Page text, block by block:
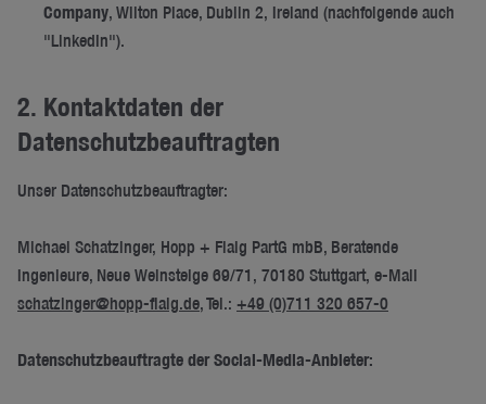
Company, Wilton Place, Dublin 2, Ireland (nachfolgende auch
"LinkedIn").
2. Kontaktdaten der
Datenschutzbeauftragten
Unser Datenschutzbeauftragter:
Michael Schatzinger, Hopp + Flaig PartG mbB, Beratende
Ingenieure, Neue Weinsteige 69/71, 70180 Stuttgart, e-Mail
schatzinger@hopp-flaig.de, Tel.: +49 (0)711 320 657-0
Datenschutzbeauftragte der Social-Media-Anbieter: